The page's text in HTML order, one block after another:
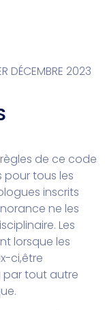
DÉCEMBRE 2023
règles de ce code
tous les
inscrits
ne les
Les
lorsque les
ci,être
par tout autre